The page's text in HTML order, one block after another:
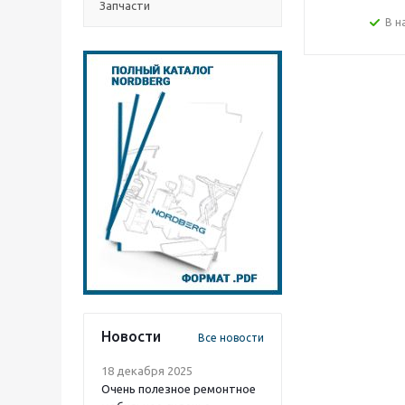
Запчасти
Новости Все новости
18 декабря 2025
Очень полезное ремонтное
В